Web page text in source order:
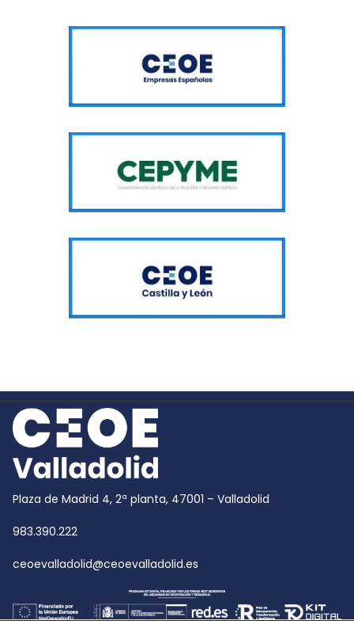
Plaza de Madrid 4, 2ª planta, 47001 – Valladolid
983.390.222
ceoevalladolid@ceoevalladolid.es